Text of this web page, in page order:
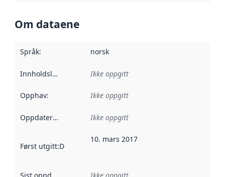
Om dataene
Språk: norsk
Innholdsleverandører :
Ikke oppgitt
Opphav: Ikke oppgitt
Oppdateringsfrekvens :
Ikke oppgitt
Først utgitt:Denne datoen sier når dataene i dette
10. mars 2017